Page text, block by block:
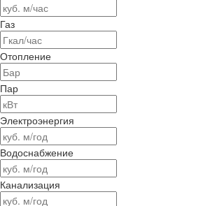
Газ
Отопление
Пар
Электроэнергия
Водоснабжение
Канализация